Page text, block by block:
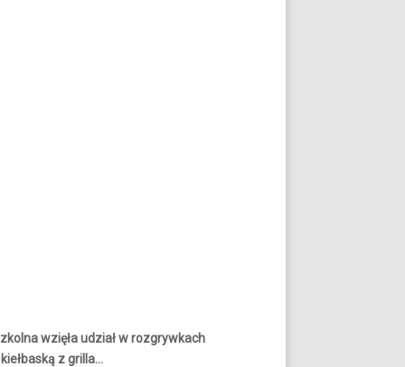
wzięła udział w rozgrywkach
z grilla...